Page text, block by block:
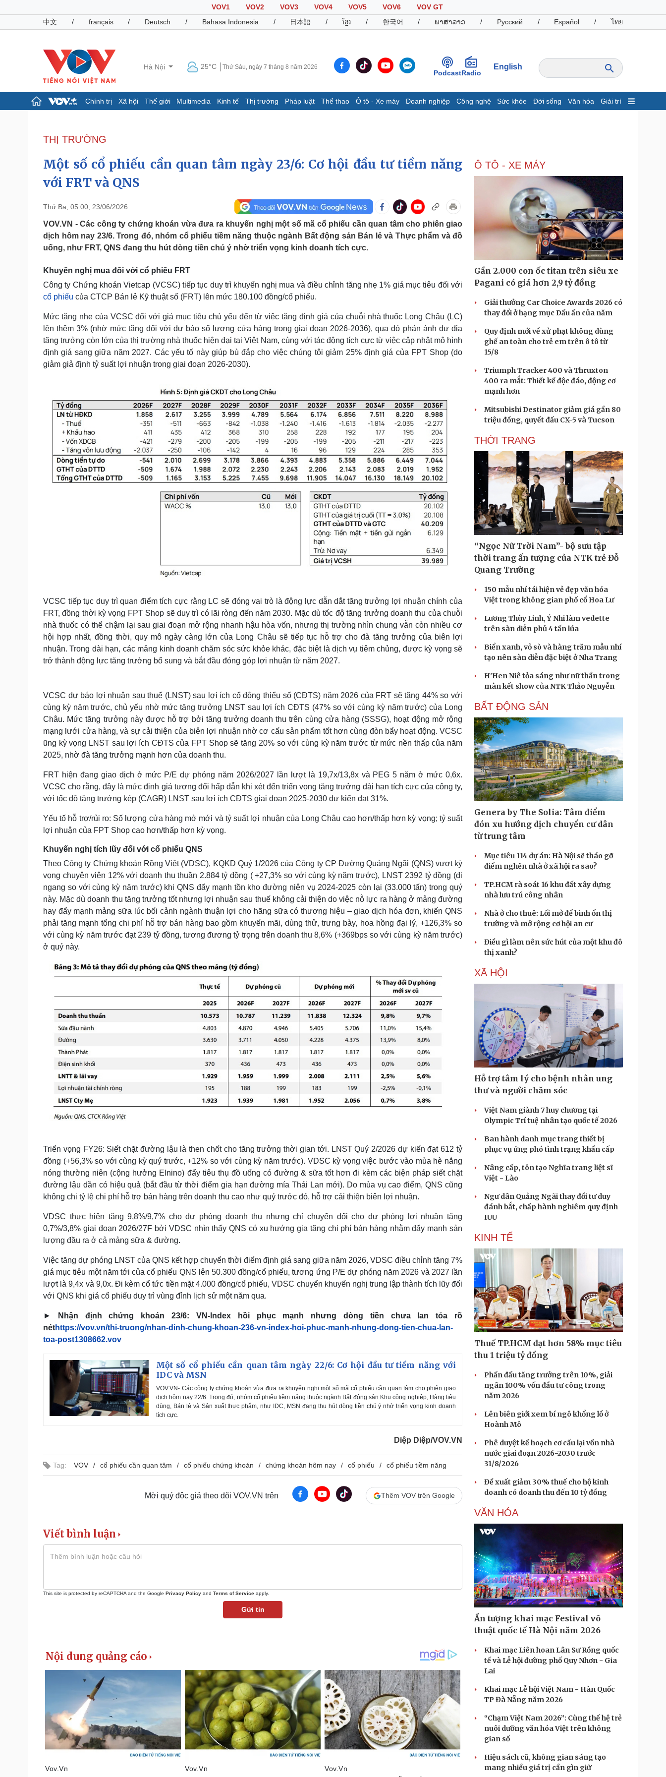
VOV1 VOV2 VOV3 VOV4 VOV5 VOV6
VOV GT
中文
/ français / Deutsch / Bahasa Indonesia / 日本語 / ខ្មែរ / 한국어 / ພາສາລາວ / Русский / Español / ไทย
Hà Nội 25°C Thứ Sáu, ngày 7 tháng 8 năm 2026
PodcastRadio
English
Chính trị Xã hội Thế giới Multimedia Kinh tế Thị trường Pháp luật Thể thao Ô tô - Xe máy Doanh nghiệp Công nghệ Sức khỏe Đời sống Văn hóa Giải trí
Đảng
Tổ chức nhân sự
Nhận diện sự thật
Giáo dục
Dấu ấn VOV
E-Magazine
Infographic
Chứng khoán
Giá cà phê
Pháp luật
Tin nóng
Tư vấn luật
Việt Nam
Phân tích
Thể thao
Lịch thi đấu bóng đá
Thế giới thể thao
eSports
Ô tô - Xe máy
Xe máy
Tư vấn
Doanh nghiệp
Thông tin doanh nghiệp
Doanh nghiệp 24h
Doanh nhân
Công nghệ
Sành điệu
Tin Công nghệ
Trải nghiệm
Chuyển đổi số
Sức khỏe
Dinh dưỡng - món ngon
Cây thuốc
Nhi khoa
Nam khoa
Làm đẹp - giảm cân
Phòng mạch online
Ăn sạch sống khỏe
Đời sống
Nhà đẹp
Blog
Sân khấu - Điện ảnh
Văn học
Di sản
Nghệ sĩ
Tư vấn
Podcast
Câu chuyện thời sự
Đọc truyện đêm khuya
Cửa sổ tình yêu
Hạt giống tâm hồn
THỊ TRƯỜNG
Một số cổ phiếu cần quan tâm ngày 23/6: Cơ hội đầu tư tiềm năng
với FRT và QNS
Thứ Ba, 05:00, 23/06/2026
VOV.VN - Các công ty chứng khoán vừa đưa ra khuyến nghị một số mã cổ phiếu cần quan tâm cho phiên giao
dịch hôm nay 23/6. Trong đó, nhóm cổ phiếu tiềm năng thuộc ngành Bất động sản Bán lẻ và Thực phẩm và đồ
uống, như FRT, QNS đang thu hút dòng tiền chú ý nhờ triển vọng kinh doanh tích cực.
Khuyến nghị mua đối với cổ phiếu FRT
Công ty Chứng khoán Vietcap (VCSC) tiếp tục duy trì khuyến nghị mua và điều chỉnh tăng nhẹ 1% giá mục tiêu đối với
cổ phiếu của CTCP Bán lẻ Kỹ thuật số (FRT) lên mức 180.100 đồng/cổ phiếu.
Mức tăng nhẹ của VCSC đối với giá mục tiêu chủ yếu đến từ việc tăng định giá của chuỗi nhà thuốc Long Châu (LC)
lên thêm 3% (nhờ mức tăng đối với dự báo số lượng cửa hàng trong giai đoạn 2026-2036), qua đó phản ánh dư địa
tăng trưởng còn lớn của thị trường nhà thuốc hiện đại tại Việt Nam, cùng với tác động tích cực từ việc cập nhật mô hình
định giá sang giữa năm 2027. Các yếu tố này giúp bù đắp cho việc chúng tôi giảm 25% định giá của FPT Shop (do
giảm giả định tỷ suất lợi nhuận trong giai đoạn 2026-2030).
VCSC tiếp tục duy trì quan điểm tích cực rằng LC sẽ đóng vai trò là động lực dẫn dắt tăng trưởng lợi nhuận chính của
FRT, đồng thời kỳ vọng FPT Shop sẽ duy trì có lãi ròng đến năm 2030. Mặc dù tốc độ tăng trưởng doanh thu của chuỗi
nhà thuốc có thể chậm lại sau giai đoạn mở rộng nhanh hậu hòa vốn, nhưng thị trường nhìn chung vẫn còn nhiều cơ
hội hợp nhất, đồng thời, quy mô ngày càng lớn của Long Châu sẽ tiếp tục hỗ trợ cho đà tăng trưởng của biên lợi
nhuận. Trong dài hạn, các mảng kinh doanh chăm sóc sức khỏe khác, đặc biệt là dịch vụ tiêm chủng, được kỳ vọng sẽ
trở thành động lực tăng trưởng bổ sung và bắt đầu đóng góp lợi nhuận từ năm 2027.
VCSC dự báo lợi nhuận sau thuế (LNST) sau lợi ích cổ đông thiểu số (CĐTS) năm 2026 của FRT sẽ tăng 44% so với
cùng kỳ năm trước, chủ yếu nhờ mức tăng trưởng LNST sau lợi ích CĐTS (47% so với cùng kỳ năm trước) của Long
Châu. Mức tăng trưởng này được hỗ trợ bởi tăng trưởng doanh thu trên cùng cửa hàng (SSSG), hoạt động mở rộng
mạng lưới cửa hàng, và sự cải thiện của biên lợi nhuận nhờ cơ cấu sản phẩm tốt hơn cùng đòn bẩy hoạt động. VCSC
ũng kỳ vọng LNST sau lợi ích CĐTS của FPT Shop sẽ tăng 20% so với cùng kỳ năm trước từ mức nền thấp của năm
2025, nhờ đà tăng trưởng mạnh hơn của doanh thu.
FRT hiện đang giao dịch ở mức P/E dự phóng năm 2026/2027 lần lượt là 19,7x/13,8x và PEG 5 năm ở mức 0,6x.
VCSC cho rằng, đây là mức định giá tương đối hấp dẫn khi xét đến triển vọng tăng trưởng dài hạn tích cực của công ty,
với tốc độ tăng trưởng kép (CAGR) LNST sau lợi ích CĐTS giai đoạn 2025-2030 dự kiến đạt 31%.
Yếu tố hỗ trợ/rủi ro: Số lượng cửa hàng mở mới và tỷ suất lợi nhuận của Long Châu cao hơn/thấp hơn kỳ vọng; tỷ suất
lợi nhuận của FPT Shop cao hơn/thấp hơn kỳ vọng.
Khuyến nghị tích lũy đối với cổ phiếu QNS
Theo Công ty Chứng khoán Rồng Việt (VDSC), KQKD Quý 1/2026 của Công ty CP Đường Quảng Ngãi (QNS) vượt kỳ
vọng chuyên viên 12% với doanh thu thuần 2.884 tỷ đồng ( +27,3% so với cùng kỳ năm trước), LNST 2392 tỷ đồng (đi
ngang so với cùng kỳ năm trước) khi QNS đẩy mạnh tồn kho đường niên vụ 2024-2025 còn lại (33.000 tấn) trong quý
này. Mặc dù doanh thu tăng trưởng tốt nhưng lợi nhuận sau thuế không cải thiện do việc nỗ lực ra hàng ở mảng đường
hay đẩy mạnh mảng sữa lúc bối cảnh ngành thuận lợi cho hãng sữa có thương hiệu – giao dịch hóa đơn, khiến QNS
phải tăng mạnh tổng chi phí hỗ trợ bán hàng bao gồm khuyến mãi, dùng thử, trưng bày, hoa hồng đại lý, +126,3% so
với cùng kỳ năm trước đạt 239 tỷ đồng, tương đương tỷ trọng trên doanh thu 8,6% (+369bps so với cùng kỳ năm trước)
ở quý này.
Triển vọng FY26: Siết chặt đường lậu là then chốt cho tăng trưởng thời gian tới. LNST Quý 2/2026 dự kiến đạt 612 tỷ
đồng (+56,3% so với cùng kỳ quý trước, +12% so với cùng kỳ năm trước). VDSC kỳ vọng việc bước vào mùa hè nắng
nóng thường niên (cộng hưởng Elnino) đẩy tiêu thụ đồ uống có đường & sữa tốt hơn đi kèm các biện pháp siết chặt
đường lậu dần có hiệu quả (bắt đầu từ thời điểm gia hạn đường mía Thái Lan mới). Do mùa vụ cao điểm, QNS cũng
không chi tỷ lệ chi phí hỗ trợ bán hàng trên doanh thu cao như quý trước đó, hỗ trợ cải thiện biên lợi nhuận.
VDSC thực hiện tăng 9,8%/9,7% cho dự phóng doanh thu nhưng chỉ chuyển đổi cho dự phóng lợi nhuận tăng
0,7%/3,8% giai đoạn 2026/27F bởi VDSC nhìn thấy QNS có xu hướng gia tăng chi phí bán hàng nhằm đẩy mạnh sản
lượng đầu ra ở cả mảng sữa & đường.
Việc tăng dự phóng LNST của QNS kết hợp chuyển thời điểm định giá sang giữa năm 2026, VDSC điều chỉnh tăng 7%
giá mục tiêu một năm tới của cổ phiếu QNS lên 50.300 đồng/cổ phiếu, tương ứng P/E dự phóng năm 2026 và 2027 lần
lượt là 9,4x và 9,0x. Đi kèm cổ tức tiền mặt 4.000 đồng/cổ phiếu, VDSC chuyển khuyến nghị trung lập thành tích lũy đối
với QNS khi giá cổ phiếu duy trì vùng đỉnh lịch sử một năm qua.
►
Nhận định chứng khoán 23/6: VN-Index hồi phục mạnh nhưng dòng tiền chưa lan tỏa rõ
néthttps://vov.vn/thi-truong/nhan-dinh-chung-khoan-236-vn-index-hoi-phuc-manh-nhung-dong-tien-chua-lan-
toa-post1308662.vov
Một số cổ phiếu cần quan tâm ngày 22/6: Cơ hội đầu tư tiềm năng với
IDC và MSN
VOV.VN- Các công ty chứng khoán vừa đưa ra khuyến nghị một số mã cổ phiếu cần quan tâm cho phiên giao
dịch hôm nay 22/6. Trong đó, nhóm cổ phiếu tiềm năng thuộc ngành Bất động sản Khu công nghiệp, Hàng tiêu
dùng, Bán lẻ và Sản xuất thực phẩm, như IDC, MSN đang thu hút dòng tiền chú ý nhờ triển vọng kinh doanh
tích cực.
Diệp Diệp/VOV.VN
Tag: VOV cổ phiếu cần quan tâm cổ phiếu chứng khoán chứng khoán hôm nay cổ phiếu cổ phiếu tiềm năng
Mời quý độc giả theo dõi VOV.VN trên Thêm VOV trên Google
Viết bình luận
This site is protected by reCAPTCHA and the Google Privacy Policy and Terms of Service apply.
Gửi tin
Ô TÔ - XE MÁY
Gần 2.000 con ốc titan trên siêu xe
Pagani có giá hơn 2,9 tỷ đồng
Giải thưởng Car Choice Awards 2026 có
thay đổi ở hạng mục Dấu ấn của năm
Quy định mới về xử phạt không dùng
ghế an toàn cho trẻ em trên ô tô từ
15/8
Triumph Tracker 400 và Thruxton
400 ra mắt: Thiết kế độc đáo, động cơ
mạnh hơn
Mitsubishi Destinator giảm giá gần 80
triệu đồng, quyết đấu CX-5 và Tucson
THỜI TRANG
“Ngọc Nữ Trời Nam”- bộ sưu tập
thời trang ấn tượng của NTK trẻ Đỗ
Quang Trường
150 mẫu nhí tái hiện vẻ đẹp văn hóa
Việt trong không gian phố cổ Hoa Lư
Lương Thùy Linh, Ý Nhi làm vedette
trên sàn diễn phủ 4 tấn lúa
Biển xanh, vỏ sò và hàng trăm mẫu nhí
tạo nên sàn diễn đặc biệt ở Nha Trang
H'Hen Niê tỏa sáng như nữ thần trong
màn kết show của NTK Thảo Nguyễn
BẤT ĐỘNG SẢN
Genera by The Solia: Tâm điểm
đón xu hướng dịch chuyển cư dân
từ trung tâm
Mục tiêu 114 dự án: Hà Nội sẽ tháo gỡ
điểm nghẽn nhà ở xã hội ra sao?
TP.HCM rà soát 16 khu đất xây dựng
nhà lưu trú công nhân
Nhà ở cho thuê: Lối mở để bình ổn thị
trường và mở rộng cơ hội an cư
Điều gì làm nên sức hút của một khu đô
thị xanh?
XÃ HỘI
Hỗ trợ tâm lý cho bệnh nhân ung
thư và người chăm sóc
Việt Nam giành 7 huy chương tại
Olympic Trí tuệ nhân tạo quốc tế 2026
Ban hành danh mục trang thiết bị
phục vụ ứng phó tình trạng khẩn cấp
Nâng cấp, tôn tạo Nghĩa trang liệt sĩ
Việt - Lào
Ngư dân Quảng Ngãi thay đổi tư duy
đánh bắt, chấp hành nghiêm quy định
IUU
KINH TẾ
Thuế TP.HCM đạt hơn 58% mục tiêu
thu 1 triệu tỷ đồng
Phấn đấu tăng trưởng trên 10%, giải
ngân 100% vốn đầu tư công trong
năm 2026
Lên biên giới xem bí ngô khổng lồ ở
Hoành Mô
Phê duyệt kế hoạch cơ cấu lại vốn nhà
nước giai đoạn 2026-2030 trước
31/8/2026
Đề xuất giảm 30% thuế cho hộ kinh
doanh có doanh thu đến 10 tỷ đồng
VĂN HÓA
Ấn tượng khai mạc Festival võ
thuật quốc tế Hà Nội năm 2026
Khai mạc Liên hoan Lân Sư Rồng quốc
tế và Lễ hội đường phố Quy Nhơn - Gia
Lai
Khai mạc Lễ hội Việt Nam - Hàn Quốc
TP Đà Nẵng năm 2026
“Chạm Việt Nam 2026”: Cùng thế hệ trẻ
nuôi dưỡng văn hóa Việt trên không
gian số
Hiệu sách cũ, không gian sáng tạo
mang nhiều giá trị cần gìn giữ